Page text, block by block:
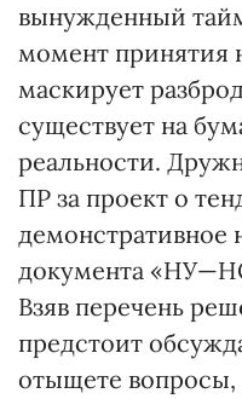
вынужденный
момент принятия
маскирует
существует на
реальности.
ПР за проект о
демонстративное
документа
Взяв перечень
предстоит
отыщете